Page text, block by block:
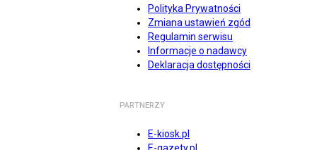
Polityka Prywatności
Zmiana ustawień zgód
Regulamin serwisu
Informacje o nadawcy
Deklaracja dostępności
PARTNERZY
E-kiosk.pl